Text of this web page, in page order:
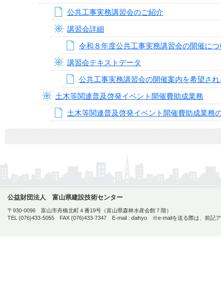
公共工事実務講習会のご紹介
講習会詳細
令和８年度公共工事実務講習会の開催に
講習会テキストデータ
公共工事実務講習会の開催案内を希望さ
土木等関連普及啓発イベント開催費助成業務
土木等関連普及啓発イベント開催費助成業務
公益財団法人 富山県建設技術センター
〒930-0096 富山市舟橋北町４番19号（富山県森林水産会館７階）
TEL (076)433-5055 FAX (076)433-7347 E-mail : daihyo ※e-mailを送る際は、前記ア